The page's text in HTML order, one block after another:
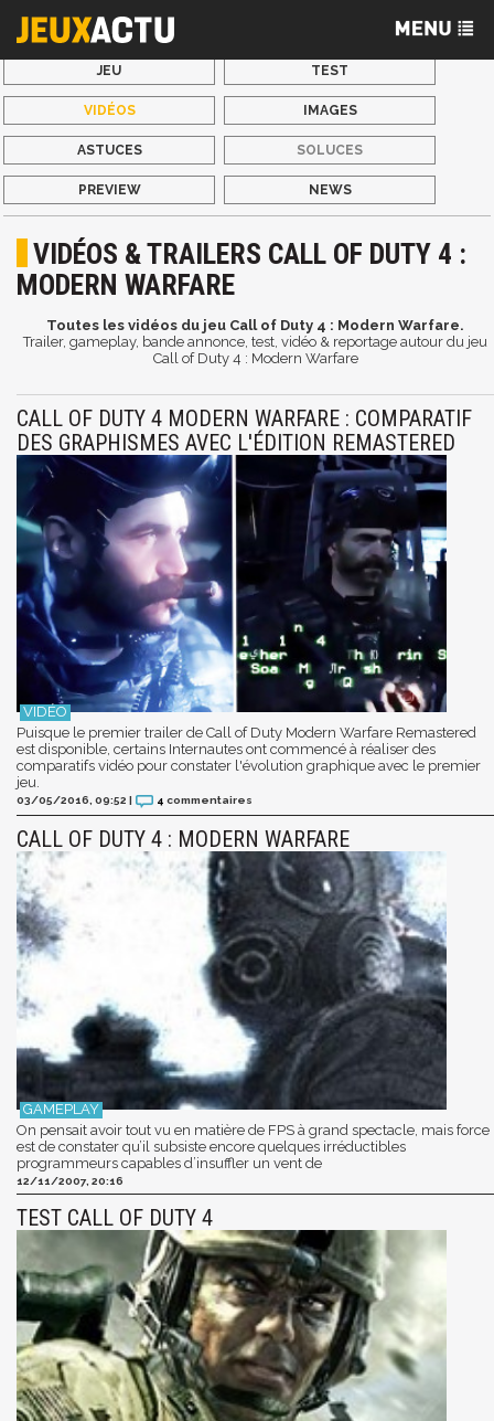
JEU TEST
VIDÉOS IMAGES
ASTUCES SOLUCES
PREVIEW NEWS
VIDÉOS & TRAILERS CALL OF DUTY 4 :
MODERN WARFARE
Toutes les vidéos du jeu Call of Duty 4 : Modern Warfare.
Trailer, gameplay, bande annonce, test, vidéo & reportage autour du jeu
Call of Duty 4 : Modern Warfare
CALL OF DUTY 4 MODERN WARFARE : COMPARATIF
DES GRAPHISMES AVEC L'ÉDITION REMASTERED
Puisque le premier trailer de Call of Duty Modern Warfare Remastered
est disponible, certains Internautes ont commencé à réaliser des
comparatifs vidéo pour constater l'évolution graphique avec le premier
jeu.
03/05/2016, 09:52 | 4 commentaires
CALL OF DUTY 4 : MODERN WARFARE
On pensait avoir tout vu en matière de FPS à grand spectacle, mais force
est de constater qu’il subsiste encore quelques irréductibles
programmeurs capables d’insuffler un vent de
12/11/2007, 20:16
TEST CALL OF DUTY 4